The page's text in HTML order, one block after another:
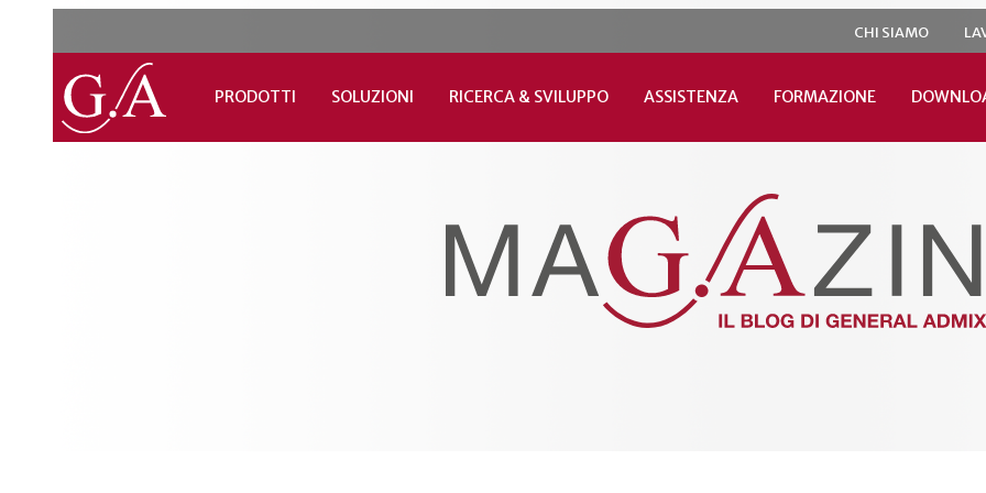
CHI SIAMO
PRODOTTI SOLUZIONI RICERCA & SVILUPPO ASSISTENZA FORMAZIONE